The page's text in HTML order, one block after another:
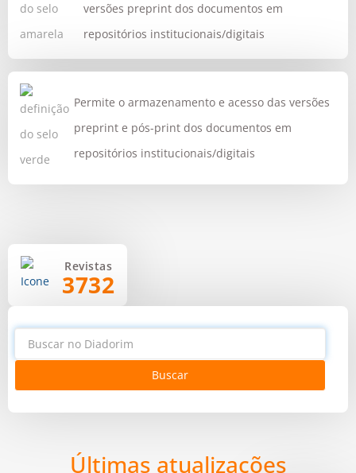
versões preprint dos documentos em
repositórios institucionais/digitais
Permite o armazenamento e acesso das versões
preprint e pós-print dos documentos em
repositórios institucionais/digitais
Revistas
3732
Buscar
Últimas atualizações